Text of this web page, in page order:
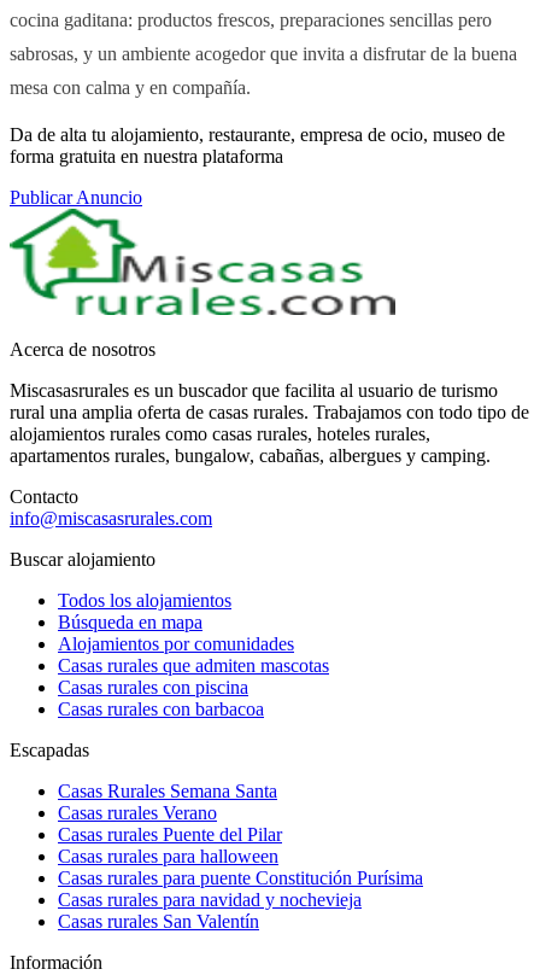
cocina gaditana: productos frescos, preparaciones sencillas pero
sabrosas, y un ambiente acogedor que invita a disfrutar de la buena
mesa con calma y en compañía.
Da de alta tu alojamiento, restaurante, empresa de ocio, museo de
forma gratuita en nuestra plataforma
Publicar Anuncio
Acerca de nosotros
Miscasasrurales es un buscador que facilita al usuario de turismo
rural una amplia oferta de casas rurales. Trabajamos con todo tipo de
alojamientos rurales como casas rurales, hoteles rurales,
apartamentos rurales, bungalow, cabañas, albergues y camping.
Contacto
info@miscasasrurales.com
Buscar alojamiento
Todos los alojamientos
Búsqueda en mapa
Alojamientos por comunidades
Casas rurales que admiten mascotas
Casas rurales con piscina
Casas rurales con barbacoa
Escapadas
Casas Rurales Semana Santa
Casas rurales Verano
Casas rurales Puente del Pilar
Casas rurales para halloween
Casas rurales para puente Constitución Purísima
Casas rurales para navidad y nochevieja
Casas rurales San Valentín
Información